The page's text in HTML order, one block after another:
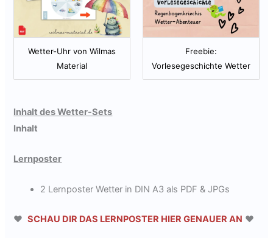
Wetter-Uhr von Wilmas
Material
Freebie:
Vorlesegeschichte Wetter
Inhalt des Wetter-Sets
Inhalt
Lernposter
2 Lernposter Wetter in DIN A3 als PDF & JPGs
❤SCHAU DIR DAS LERNPOSTER HIER GENAUER AN ❤